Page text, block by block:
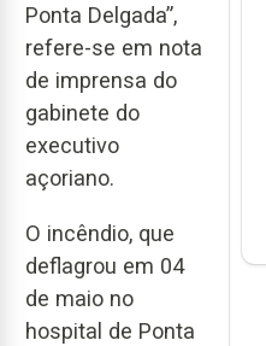
Ponta Delgada”,
refere-se em nota
de imprensa do
gabinete do
executivo
açoriano.
O incêndio, que
deflagrou em 04
de maio no
hospital de Ponta